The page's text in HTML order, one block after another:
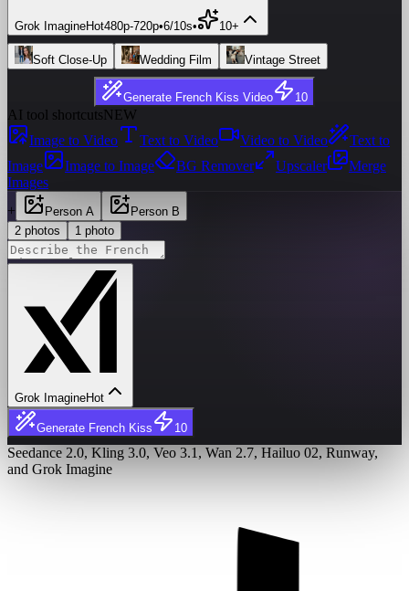
Grok ImagineHot480p-720p•6/10s• 10+
Soft Close-Up Wedding Film Vintage Street
Generate French Kiss Video 10
AI tool shortcutsNEW
Image to Video
Text to Video Video to Video
Text to
Image
Image to Image BG Remover Upscaler
Merge
Images
+
Person A
Person B
2 photos
1 photo
Grok ImagineHot
Generate French Kiss 10
Seedance 2.0, Kling 3.0, Veo 3.1, Wan 2.7, Hailuo 02, Runway,
and Grok Imagine